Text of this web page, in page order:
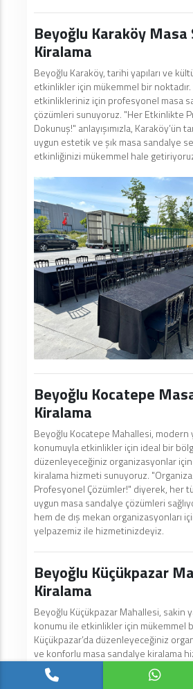
Beyoğlu Karaköy Masa
Kiralama
Beyoğlu Karaköy, tarihi yapıları ve
etkinlikler için mükemmel bir noktadır.
etkinlikleriniz için profesyonel masa
çözümleri sunuyoruz. "Her Etkinlikte
Dokunuş!" anlayışımızla, Karaköy’ün
uygun estetik ve şık masa sandalye
etkinliğinizi mükemmel hale
Beyoğlu Kocatepe
Kiralama
Beyoğlu Kocatepe Mahallesi, modern
konumuyla etkinlikler için ideal bir
düzenleyeceğiniz organizasyonlar için
kiralama hizmeti sunuyoruz.
Profesyonel Çözümler!" diyerek, her
uygun masa sandalye çözümleri
hem de dış mekan organizasyonları
yelpazemiz ile hizmetinizdeyiz.
Beyoğlu Küçükpazar
Kiralama
Beyoğlu Küçükpazar Mahallesi, sakin
konumu ile etkinlikler için mükemmel
Küçükpazar’da düzenleyeceğiniz
ve konforlu masa sandalye kiralama
"Organizasyonlarınıza Özel
diyerek, her tür etkinlik için en uygun